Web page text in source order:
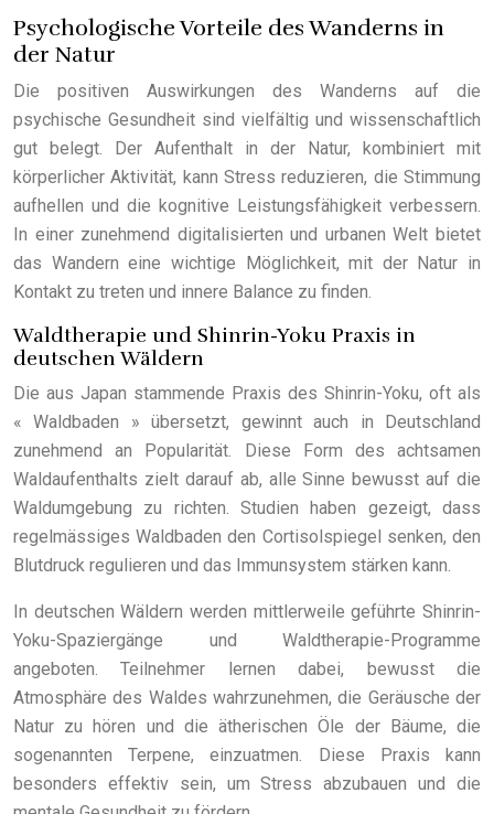
Psychologische Vorteile des Wanderns in
der Natur
Die positiven Auswirkungen des Wanderns auf die
psychische Gesundheit sind vielfältig und wissenschaftlich
gut belegt. Der Aufenthalt in der Natur, kombiniert mit
körperlicher Aktivität, kann Stress reduzieren, die Stimmung
aufhellen und die kognitive Leistungsfähigkeit verbessern.
In einer zunehmend digitalisierten und urbanen Welt bietet
das Wandern eine wichtige Möglichkeit, mit der Natur in
Kontakt zu treten und innere Balance zu finden.
Waldtherapie und Shinrin-Yoku Praxis in
deutschen Wäldern
Die aus Japan stammende Praxis des Shinrin-Yoku, oft als
« Waldbaden » übersetzt, gewinnt auch in Deutschland
zunehmend an Popularität. Diese Form des achtsamen
Waldaufenthalts zielt darauf ab, alle Sinne bewusst auf die
Waldumgebung zu richten. Studien haben gezeigt, dass
regelmässiges Waldbaden den Cortisolspiegel senken, den
Blutdruck regulieren und das Immunsystem stärken kann.
In deutschen Wäldern werden mittlerweile geführte Shinrin-
Yoku-Spaziergänge und Waldtherapie-Programme
angeboten. Teilnehmer lernen dabei, bewusst die
Atmosphäre des Waldes wahrzunehmen, die Geräusche der
Natur zu hören und die ätherischen Öle der Bäume, die
sogenannten Terpene, einzuatmen. Diese Praxis kann
besonders effektiv sein, um Stress abzubauen und die